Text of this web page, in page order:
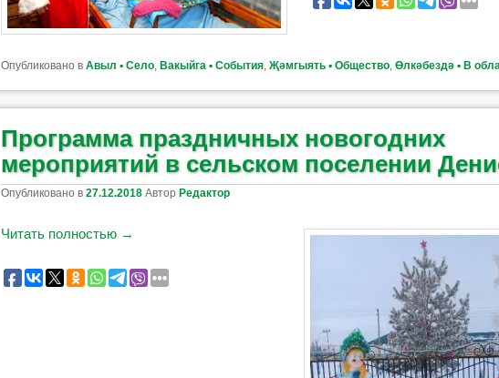
Опубликовано в Авыл ▪ Село ,Вакыйга ▪ События ,Җәмгыять ▪ Общество ,Өлкәбездә ▪ В
Программа праздничных новогодних
мероприятий в сельском поселении
Опубликовано в27.12.2018 АвторРедактор
Читать полностью →